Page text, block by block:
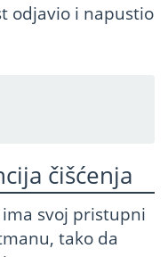
odjavio i napustio
čišćenja
ima svoj pristupni
tako da